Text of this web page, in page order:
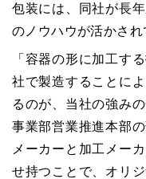
包装には、同社が長
のノウハウが活かされ
「容器の形に加工す
社で製造することに
るのが、当社の強み
事業部営業推進本部
メーカーと加工メー
せ持つことで、オリ